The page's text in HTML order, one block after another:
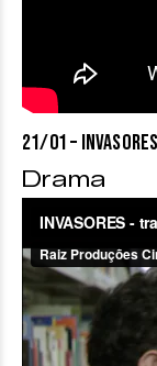
21/01 – INVASORES
Drama